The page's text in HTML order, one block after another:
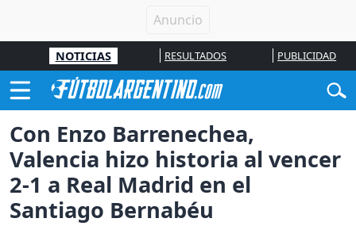
NOTICIAS RESULTADOS PUBLICIDAD
Con Enzo Barrenechea,
Valencia hizo historia al vencer
2-1 a Real Madrid en el
Santiago Bernabéu